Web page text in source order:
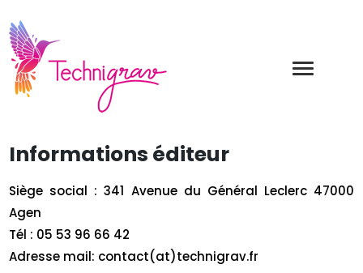
Informations éditeur
Siège social : 341 Avenue du Général Leclerc 47000
Agen
Tél : 05 53 96 66 42
Adresse mail: contact(at)technigrav.fr